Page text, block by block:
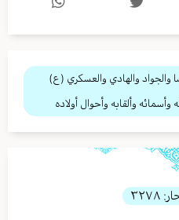
والجواد والهادي والعسكري (ع)
وألقابه وأحوال أولاده
٣٢٧٨